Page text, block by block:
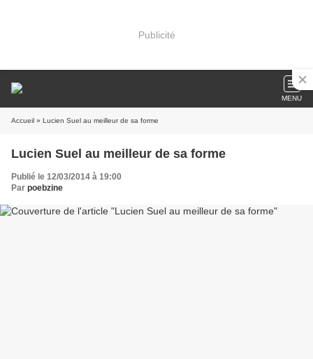
Publicité
MENU
Accueil » Lucien Suel au meilleur de sa forme
Lucien Suel au meilleur de sa forme
Publié le 12/03/2014 à 19:00
Par poebzine